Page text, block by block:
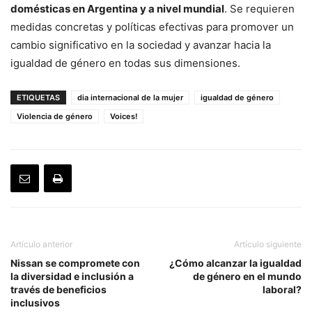
domésticas en Argentina y a nivel mundial. Se requieren
medidas concretas y políticas efectivas para promover un
cambio significativo en la sociedad y avanzar hacia la
igualdad de género en todas sus dimensiones.
ETIQUETAS dia internacional de la mujer
igualdad de género
Violencia de género
Voices!
Artículo anterior
Nissan se compromete con
la diversidad e inclusión a
través de beneficios
inclusivos
Artículo siguiente
¿Cómo alcanzar la igualdad
de género en el mundo
laboral?